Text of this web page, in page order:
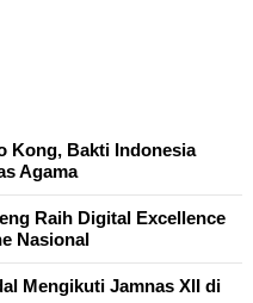
Kong, Bakti Indonesia
Agama
Raih Digital Excellence
Nasional
Mengikuti Jamnas XII di